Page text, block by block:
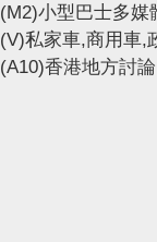
(M2)小型巴士多媒
(V)私家車,商用車,
(A10)香港地方討論